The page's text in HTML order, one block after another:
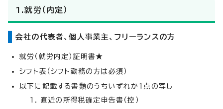
1.就労（内定）
会社の代表者、個人事業主、フリーランスの方
就労（就労内定）証明書★
シフト表（シフト勤務の方は必須）
以下に記載する書類のうちいずれか1点の写し
直近の所得税確定申告書（控）